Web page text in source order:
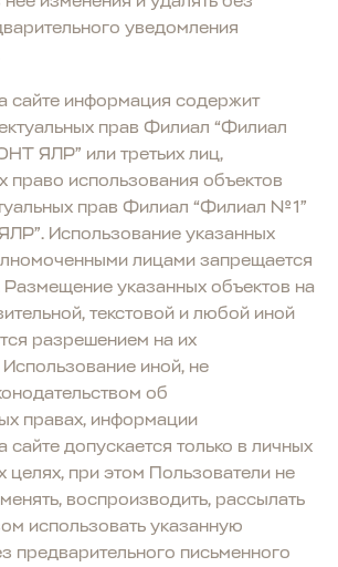
уведомления
сайте информация содержит
прав Филиал “Филиал
ЯЛР” или третьих лиц,
право использования объектов
прав Филиал “Филиал №1”
Использование указанных
лицами запрещается
указанных объектов на
текстовой и любой иной
разрешением на их
иной, не
об
правах, информации
допускается только в личных
целях, при этом Пользователи не
воспроизводить, рассылать
использовать указанную
предварительного письменного